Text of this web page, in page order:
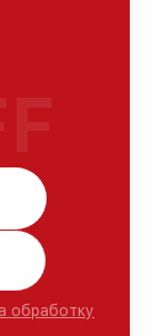
обработку